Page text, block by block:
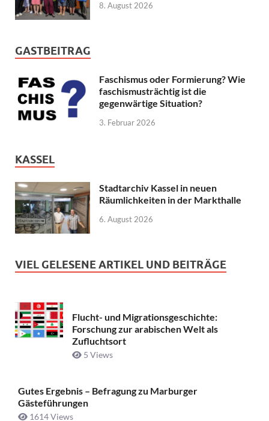
8. August 2026
GASTBEITRAG
Faschismus oder Formierung? Wie
faschismusträchtig ist die
gegenwärtige Situation?
3. Februar 2026
KASSEL
Stadtarchiv Kassel in neuen
Räumlichkeiten in der Markthalle
6. August 2026
VIEL GELESENE ARTIKEL UND BEITRÄGE
Flucht- und Migrationsgeschichte:
Forschung zur arabischen Welt als
Zufluchtsort
5 Views
Gutes Ergebnis – Befragung zu Marburger
Gästeführungen
1614 Views